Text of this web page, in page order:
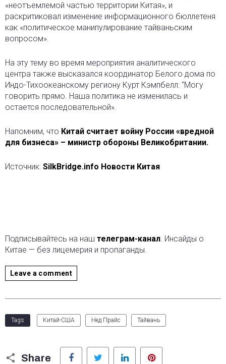
«неотъемлемой частью территории Китая», и
раскритиковал изменение информационного бюллетеня
как «политическое манипулирование тайваньским
вопросом».
На эту тему во время мероприятия аналитического
центра также высказался координатор Белого дома по
Индо-Тихоокеанскому региону Курт Кэмпбелл: “Могу
говорить прямо. Наша политика не изменилась и
остается последовательной».
Напомним, что Китай считает войну России «вредной
для бизнеса» – министр обороны Великобритании.
Источник: SilkBridge.info Новости Китая
Подписывайтесь на наш телеграм-канал. Инсайды о
Китае — без лицемерия и пропаганды.
Leave a comment
Tags Китай-США Нед Прайс Тайвань
Share
Facebook Twitter LinkedIn